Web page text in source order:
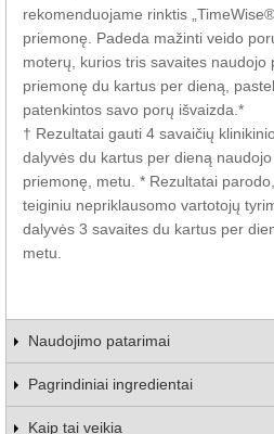
rekomenduojame rinktis
priemonę. Padeda mažinti veido
moterų, kurios tris savaites naudojo
priemonę du kartus per dieną,
patenkintos savo porų išvaizda.*
† Rezultatai gauti 4 savaičių
dalyvės du kartus per dieną
priemonę, metu. * Rezultatai
teiginiu nepriklausomo vartotojų
dalyvės 3 savaites du kartus per
metu.
Naudojimo patarimai
Pagrindiniai ingredientai
Kaip tai veikia